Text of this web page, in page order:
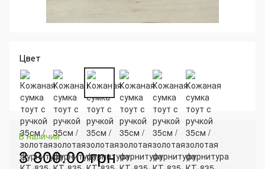
Цвет
В наличии
3 800.00 грн